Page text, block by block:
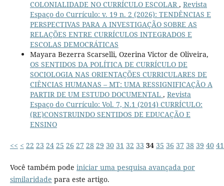
COLONIALIDADE NO CURRÍCULO ESCOLAR , Revista
Espaço do Currículo: v. 19 n. 2 (2026): TENDÊNCIAS E
PERSPECTIVAS PARA A INVESTIGAÇÃO SOBRE AS
RELAÇÕES ENTRE CURRÍCULOS INTEGRADOS E
ESCOLAS DEMOCRÁTICAS
Mayara Bezerra Scarselli, Ozerina Victor de Oliveira,
OS SENTIDOS DA POLÍTICA DE CURRÍCULO DE
SOCIOLOGIA NAS ORIENTAÇÕES CURRICULARES DE
CIÊNCIAS HUMANAS – MT: UMA RESSIGNIFICAÇÃO A
PARTIR DE UM ESTUDO DOCUMENTAL , Revista
Espaço do Currículo: Vol. 7, N.1 (2014) CURRÍCULO:
(RE)CONSTRUINDO SENTIDOS DE EDUCAÇÃO E
ENSINO
<< < 22 23 24 25 26 27 28 29 30 31 32 33 34 35 36 37 38 39 40 41
Você também pode iniciar uma pesquisa avançada por
similaridade para este artigo.